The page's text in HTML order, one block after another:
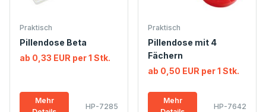
Praktisch
Pillendose Beta
ab 0,33 EUR per 1 Stk.
Mehr
HP-7285
Praktisch
Pillendose mit 4
Fächern
ab 0,50 EUR per 1 Stk.
Mehr
HP-7642